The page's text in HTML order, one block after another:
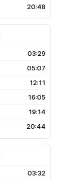
20:48
03:29
05:07
12:11
16:05
19:14
20:44
03:32